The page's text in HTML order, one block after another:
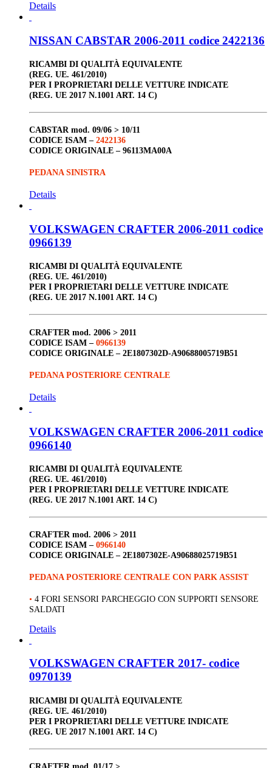
Details
NISSAN CABSTAR 2006-2011 codice 2422136
RICAMBI DI QUALITÀ EQUIVALENTE
(REG. UE. 461/2010)
PER I PROPRIETARI DELLE VETTURE INDICATE
(REG. UE 2017 N.1001 ART. 14 C)
CABSTAR mod. 09/06 > 10/11
CODICE ISAM – 2422136
CODICE ORIGINALE – 96113MA00A
PEDANA SINISTRA
Details
VOLKSWAGEN CRAFTER 2006-2011 codice
0966139
RICAMBI DI QUALITÀ EQUIVALENTE
(REG. UE. 461/2010)
PER I PROPRIETARI DELLE VETTURE INDICATE
(REG. UE 2017 N.1001 ART. 14 C)
CRAFTER mod. 2006 > 2011
CODICE ISAM – 0966139
CODICE ORIGINALE – 2E1807302D-A90688005719B51
PEDANA POSTERIORE CENTRALE
Details
VOLKSWAGEN CRAFTER 2006-2011 codice
0966140
RICAMBI DI QUALITÀ EQUIVALENTE
(REG. UE. 461/2010)
PER I PROPRIETARI DELLE VETTURE INDICATE
(REG. UE 2017 N.1001 ART. 14 C)
CRAFTER mod. 2006 > 2011
CODICE ISAM – 0966140
CODICE ORIGINALE – 2E1807302E-A90688025719B51
PEDANA POSTERIORE CENTRALE CON PARK ASSIST
• 4 FORI SENSORI PARCHEGGIO CON SUPPORTI SENSORE
SALDATI
Details
VOLKSWAGEN CRAFTER 2017- codice
0970139
RICAMBI DI QUALITÀ EQUIVALENTE
(REG. UE. 461/2010)
PER I PROPRIETARI DELLE VETTURE INDICATE
(REG. UE 2017 N.1001 ART. 14 C)
CRAFTER mod. 01/17 >